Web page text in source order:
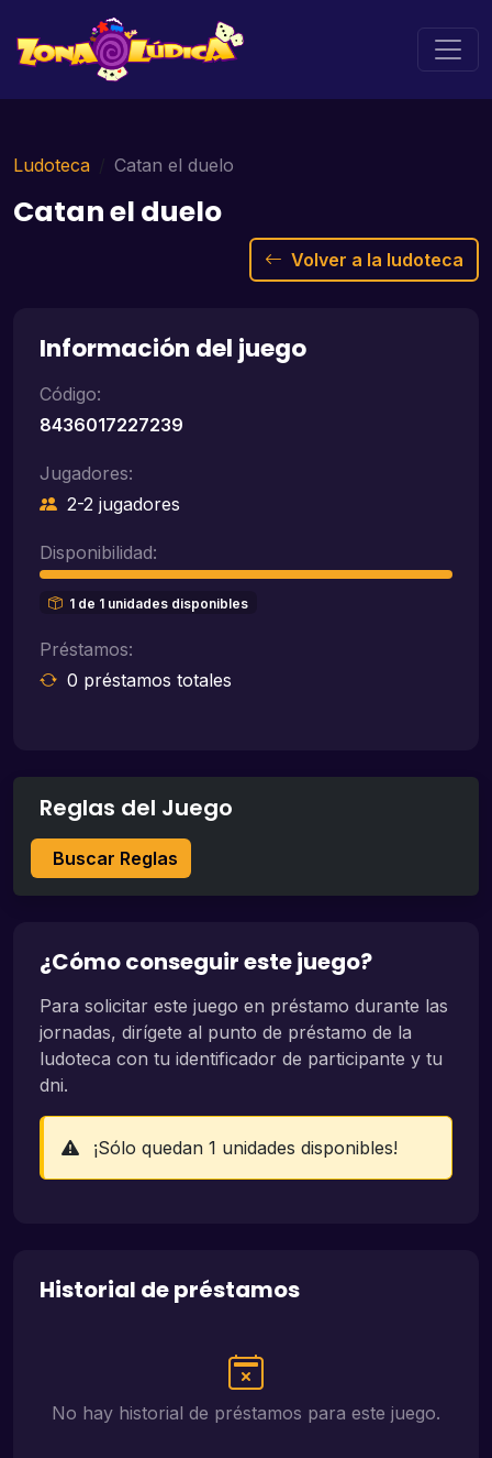
Ludoteca Catan el duelo
Catan el duelo
Volver a la ludoteca
Información del juego
Código:
8436017227239
Jugadores:
2-2 jugadores
Disponibilidad:
1 de 1 unidades disponibles
Préstamos:
0 préstamos totales
Reglas del Juego
Buscar Reglas
¿Cómo conseguir este juego?
Para solicitar este juego en préstamo durante las
jornadas, dirígete al punto de préstamo de la
ludoteca con tu identificador de participante y tu
dni.
¡Sólo quedan 1 unidades disponibles!
Historial de préstamos
No hay historial de préstamos para este juego.